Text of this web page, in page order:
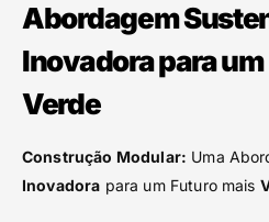
Abordagem
Inovadora para
Verde
Construção Modular: Uma
Inovadora para um Futuro mais